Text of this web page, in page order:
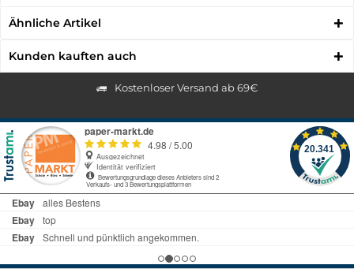
Ähnliche Artikel
Kunden kauften auch
Kostenloser Versand ab 69€